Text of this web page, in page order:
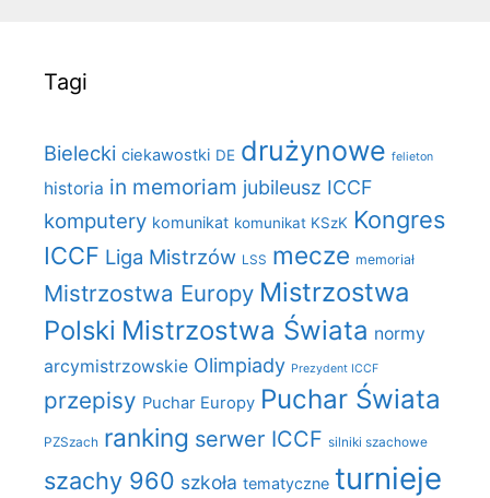
Tagi
Bielecki ciekawostki DE drużynowe felieton
historia in memoriam jubileusz ICCF
komputery komunikat komunikat KSzK Kongres
ICCF Liga Mistrzów LSS mecze memoriał
Mistrzostwa Europy Mistrzostwa
Polski Mistrzostwa Świata normy
arcymistrzowskie Olimpiady Prezydent ICCF
przepisy Puchar Europy Puchar Świata
PZSzach ranking serwer ICCF silniki szachowe
szachy 960 szkoła tematyczne turnieje